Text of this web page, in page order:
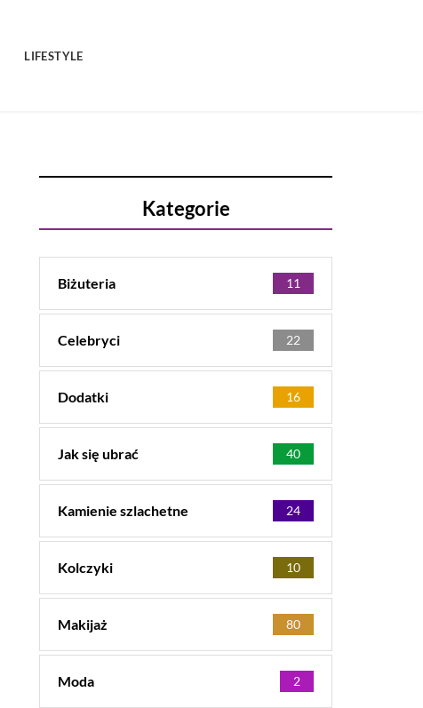
LIFESTYLE
Kategorie
Biżuteria 11
Celebryci 22
Dodatki 16
Jak się ubrać 40
Kamienie szlachetne 24
Kolczyki 10
Makijaż 80
Moda 2